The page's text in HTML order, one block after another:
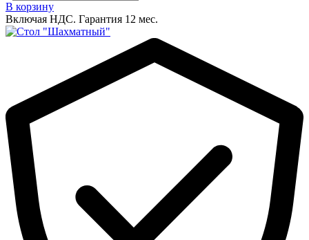
В корзину
Включая НДС. Гарантия 12 мес.